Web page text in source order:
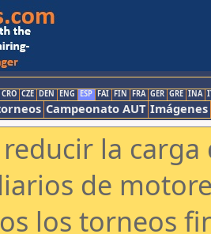
CRO CZE DEN ENG ESP FAI FIN FRA GER GRE INA
Campeonato AUT Imágenes
la
de
los torneos